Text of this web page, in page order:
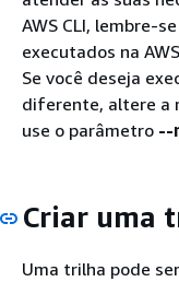
AWS CLI, lembre-
executados na
Se você deseja
diferente, altere a
use o parâmetro --
Criar uma
Uma trilha pode